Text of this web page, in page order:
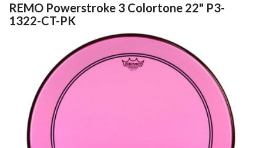
REMO Powerstroke 3 Colortone 22" P3-
1322-CT-PK